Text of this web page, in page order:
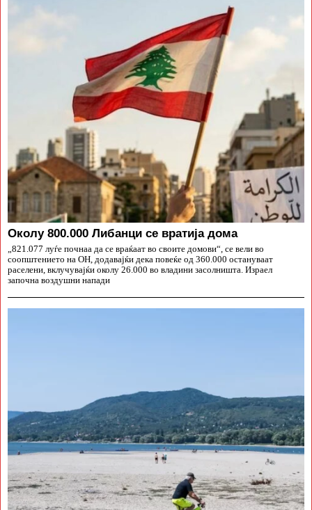
Околу 800.000 Либанци се вратија дома
„821.077 луѓе почнаа да се враќаат во своите домови“, се вели во
соопштението на ОН, додавајќи дека повеќе од 360.000 остануваат
раселени, вклучувајќи околу 26.000 во владини засолништа. Израел
започна воздушни напади